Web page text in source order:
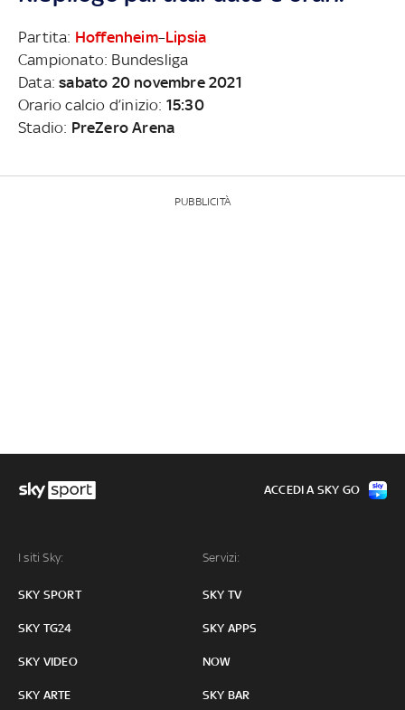
Partita: Hoffenheim–Lipsia
Campionato: Bundesliga
Data:sabato 20 novembre 2021
Orario calcio d’inizio: 15:30
Stadio: PreZero Arena
PUBBLICITÀ
I siti Sky:
SKY SPORT
SKY TG24
SKY VIDEO
SKY ARTE
Servizi:
SKY TV
SKY APPS
NOW
SKY BAR
ACCEDI A SKY GO